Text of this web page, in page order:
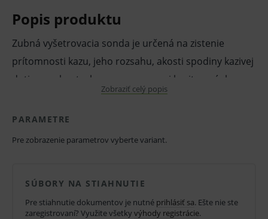
Popis produktu
Zubná vyšetrovacia sonda je určená na zistenie
prítomnosti kazu, jeho rozsahu, akosti spodiny kazivej
dutiny, na kontrolu vypreparovanej kavity a výplne na
miestach neprístupných oku. Saténový finish
zabraňuje nežiaducim odleskom. Zubné sondy sú
zaisťoval perfektné uchytenie sondy.
Zobraziť celý popis
PARAMETRE
Pre zobrazenie parametrov vyberte variant.
SÚBORY NA STIAHNUTIE
Pre stiahnutie dokumentov je nutné prihlásiť sa. Ešte nie ste
zaregistrovaní? Využite všetky výhody registrácie.